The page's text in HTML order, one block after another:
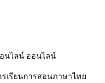
นไลน์ ออนไลน์
เรียนการสอนภาษาไทย